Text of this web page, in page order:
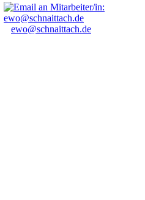
ewo@schnaittach.de